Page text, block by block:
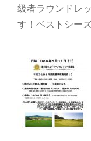
級者ラウンドレ
す！ベストシー